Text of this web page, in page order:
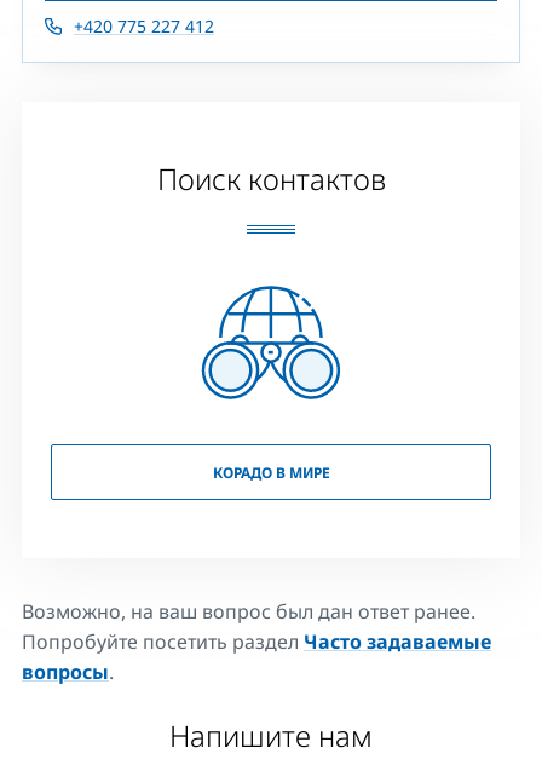
+420 775 227 412
Поиск контактов
КОРАДО В МИРЕ
Возможно, на ваш вопрос был дан ответ ранее.
Попробуйте посетить раздел Часто задаваемые
вопросы.
Напишите нам